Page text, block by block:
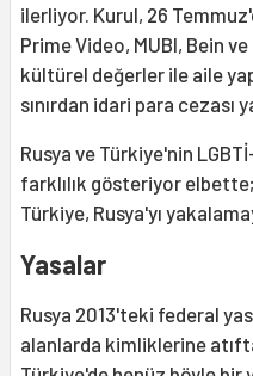
ilerliyor. Kurul, 26
Prime Video, MUBI, Bein
kültürel değerler ile aile
sınırdan idari para cezası
Rusya ve Türkiye'nin
farklılık gösteriyor
Türkiye, Rusya'yı
Yasalar
Rusya 2013'teki federal
alanlarda kimliklerine